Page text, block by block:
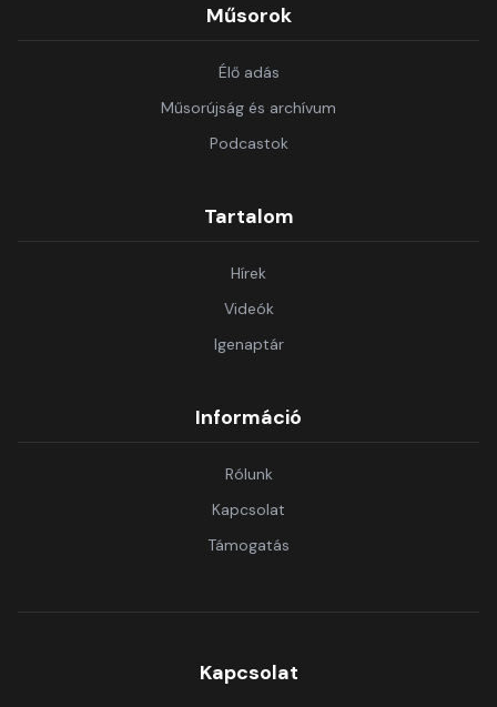
Műsorok
Élő adás
Műsorújság és archívum
Podcastok
Tartalom
Hírek
Videók
Igenaptár
Információ
Rólunk
Kapcsolat
Támogatás
Kapcsolat